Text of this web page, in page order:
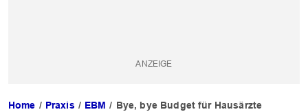
Home Praxis EBM Bye, bye Budget für Hausärzte